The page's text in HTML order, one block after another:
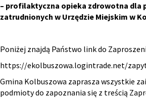
– profilaktyczna opieka zdrowotna dla
zatrudnionych w Urzędzie Miejskim w
Poniżej znajdą Państwo link do
https://ekolbuszowa.logintrade.net/
Gmina Kolbuszowa zaprasza wszystkie
podmioty do zapoznania się z treścią